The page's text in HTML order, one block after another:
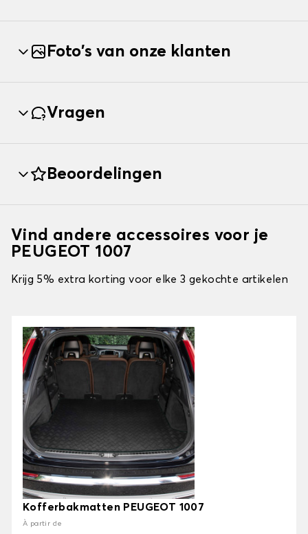
Foto's van onze klanten
Vragen
Beoordelingen
Vind andere accessoires voor je
PEUGEOT 1007
Krijg 5% extra korting voor elke 3 gekochte artikelen
Kofferbakmatten PEUGEOT 1007
À partir de